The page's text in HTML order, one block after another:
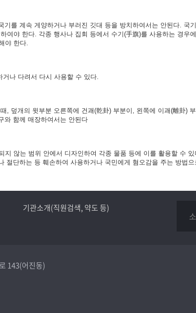
를 계속 게양하거나 부러진 깃대 등을 방치하여서는 안된다. 국
여야 한다. 각종 행사나 집회 등에서 수기(手旗)를 사용하는 경우
야 한다.
나 다려서 다시 사용할 수 있다.
, 덮개의 윗부분 오른쪽에 건괘(乾卦) 부분이, 왼쪽에 이괘(離卦)
와 함께 매장하여서는 안된다
않는 범위 안에서 디자인하여 각종 물품 등에 이를 활용할 수 있
단하는 등 훼손하여 사용하거나 국민에게 혐오감을 주는 방법으
기관소개(직원검색, 약도 등)
143(어진동)